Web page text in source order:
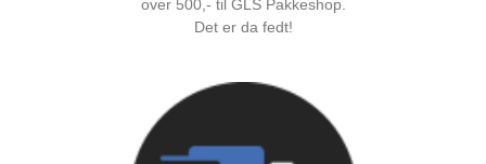
over 500,- til GLS Pakkeshop.
Det er da fedt!